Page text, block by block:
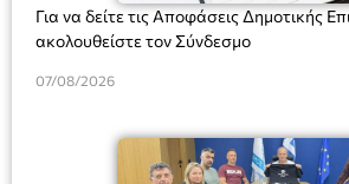
Για να δείτε τις Αποφάσεις Δημοτικής
ακολουθείστε τον Σύνδεσμο
07/08/2026